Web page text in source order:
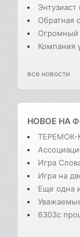
Энтузиаст
Обратная
Огромный
Компания
все новости
НОВОЕ НА
ТЕРЕМОК-
Игра
Игра на
Еще одна
6303с